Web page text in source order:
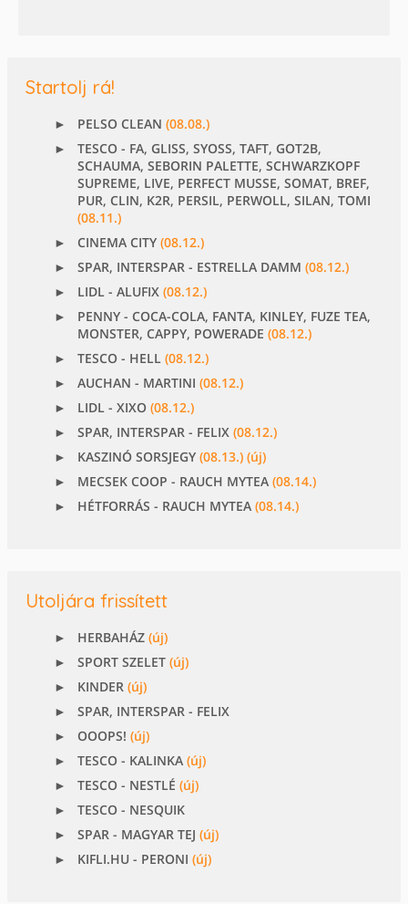
Startolj rá!
PELSO CLEAN(08.08.)
TESCO - FA, GLISS, SYOSS, TAFT, GOT2B,
SCHAUMA, SEBORIN PALETTE, SCHWARZKOPF
SUPREME, LIVE, PERFECT MUSSE, SOMAT, BREF,
PUR, CLIN, K2R, PERSIL, PERWOLL, SILAN, TOMI
(08.11.)
CINEMA CITY(08.12.)
SPAR, INTERSPAR - ESTRELLA DAMM(08.12.)
LIDL - ALUFIX(08.12.)
PENNY - COCA-COLA, FANTA, KINLEY, FUZE TEA,
MONSTER, CAPPY, POWERADE(08.12.)
TESCO - HELL(08.12.)
AUCHAN - MARTINI(08.12.)
LIDL - XIXO(08.12.)
SPAR, INTERSPAR - FELIX(08.12.)
KASZINÓ SORSJEGY(08.13.)(új)
MECSEK COOP - RAUCH MYTEA(08.14.)
HÉTFORRÁS - RAUCH MYTEA(08.14.)
Utoljára frissített
HERBAHÁZ(új)
SPORT SZELET(új)
KINDER(új)
SPAR, INTERSPAR - FELIX
OOOPS!(új)
TESCO - KALINKA(új)
TESCO - NESTLÉ(új)
TESCO - NESQUIK
SPAR - MAGYAR TEJ(új)
KIFLI.HU - PERONI(új)